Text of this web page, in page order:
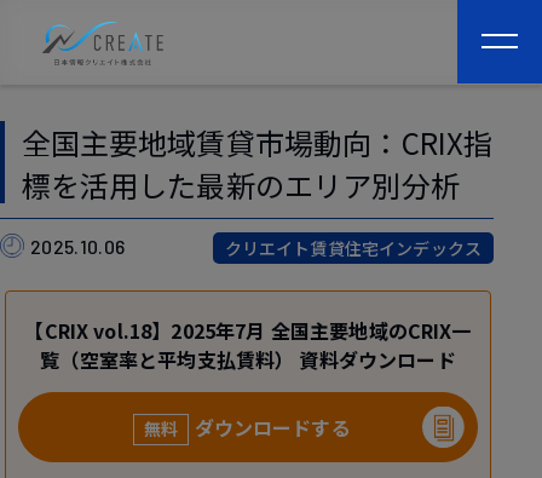
全国主要地域賃貸市場動向：CRIX指
標を活用した最新のエリア別分析
2025.10.06 クリエイト賃貸住宅インデックス
【CRIX vol.18】2025年7月 全国主要地域のCRIX一
覧（空室率と平均支払賃料） 資料ダウンロード
無料 ダウンロードする